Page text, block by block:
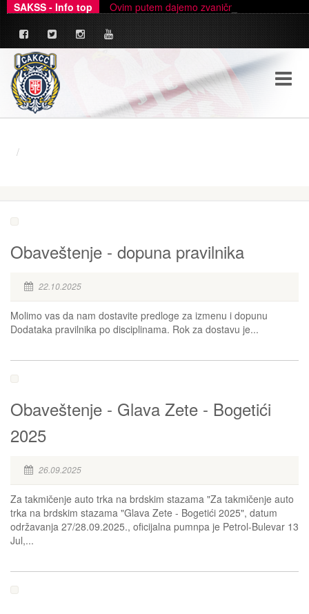
SAKSS - Info top Ovim putem dajemo zvanično pojašnjenje u
Obaveštenje - dopuna pravilnika
22.10.2025
Molimo vas da nam dostavite predloge za izmenu i dopunu
Dodataka pravilnika po disciplinama. Rok za dostavu je...
Obaveštenje - Glava Zete - Bogetići
2025
26.09.2025
Za takmičenje auto trka na brdskim stazama "Za takmičenje auto
trka na brdskim stazama "Glava Zete - Bogetići 2025", datum
održavanja 27/28.09.2025., oficijalna pumnpa je Petrol-Bulevar 13
Jul,...